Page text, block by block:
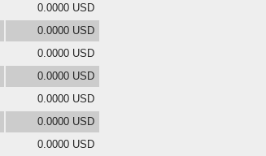
0.0000 USD
0.0000 USD
0.0000 USD
0.0000 USD
0.0000 USD
0.0000 USD
0.0000 USD